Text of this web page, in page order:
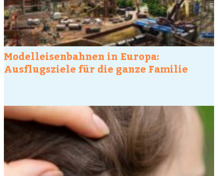
Modelleisenbahnen in Europa:
Ausflugsziele für die ganze Familie